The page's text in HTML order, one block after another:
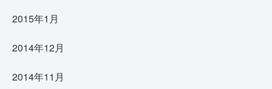
2015年1月
2014年12月
2014年11月